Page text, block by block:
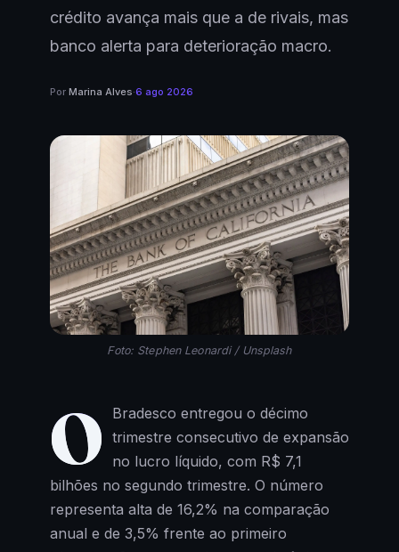
crédito avança mais que a de rivais, mas
banco alerta para deterioração macro.
Por Marina Alves·6 ago 2026
Foto: Stephen Leonardi / Unsplash
O
Bradesco entregou o décimo
trimestre consecutivo de expansão
no lucro líquido, com R$ 7,1
bilhões no segundo trimestre. O número
representa alta de 16,2% na comparação
anual e de 3,5% frente ao primeiro